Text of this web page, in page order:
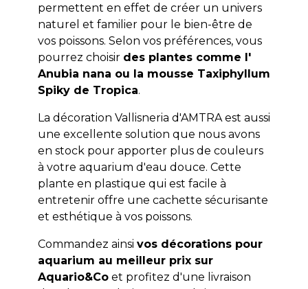
permettent en effet de créer un univers
naturel et familier pour le bien-être de
vos poissons. Selon vos préférences, vous
pourrez choisir des plantes comme l'
Anubia nana ou la mousse Taxiphyllum
Spiky de Tropica.
La décoration Vallisneria d'AMTRA est aussi
une excellente solution que nous avons
en stock pour apporter plus de couleurs
à votre aquarium d'eau douce. Cette
plante en plastique qui est facile à
entretenir offre une cachette sécurisante
et esthétique à vos poissons.
Commandez ainsi vos décorations pour
aquarium au meilleur prix sur
Aquario&Coet profitez d'une livraison